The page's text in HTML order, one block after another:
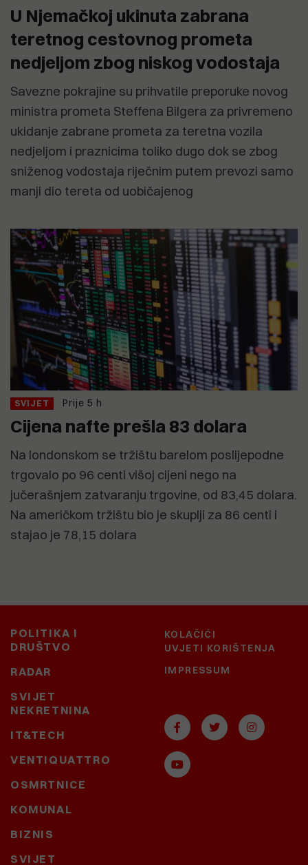
U Njemačkoj ukinuta zabrana
teretnog cestovnog prometa
nedjeljom zbog niskog vodostaja
Savezne pokrajine su prihvatile preporuke novog
ministra prometa Steffena Bilgera za privremeno
ukidanje zabrane prometa za teretna vozila
nedjeljom i praznicima toliko dugo dok se zbog
sniženog vodostaja riječnim putem prevozi samo
manji dio tereta od uobičajenog
SVIJET Prije 5 h
Cijena nafte prešla 83 dolara
Na londonskom se tržištu barelom poslijepodne
trgovalo po 96 centi višoj cijeni nego na
jučerašnjem zatvaranju trgovine, od 83,45 dolara.
Na američkom tržištu bio je skuplji za 86 centi i
stajao je 78,15 dolara
POLITIKA I
DRUŠTVO
RADAR
SVIJET
NEKRETNINA
IT&TECH
VENTIQUATTRO
OSMRTNICE
KOMUNAL
BIZNIS
SVIJET
KOLAČIĆI
UVJETI KORIŠTENJA
IMPRESSUM